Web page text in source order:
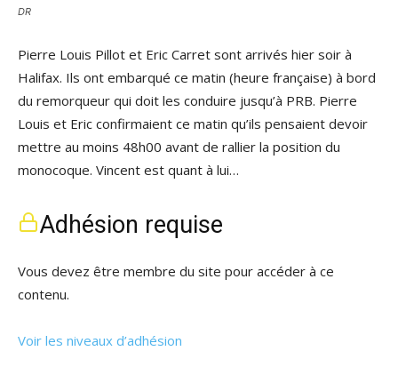
DR
Pierre Louis Pillot et Eric Carret sont arrivés hier soir à
Halifax. Ils ont embarqué ce matin (heure française) à bord
du remorqueur qui doit les conduire jusqu’à PRB. Pierre
Louis et Eric confirmaient ce matin qu’ils pensaient devoir
mettre au moins 48h00 avant de rallier la position du
monocoque. Vincent est quant à lui…
Adhésion requise
Vous devez être membre du site pour accéder à ce
contenu.
Voir les niveaux d’adhésion